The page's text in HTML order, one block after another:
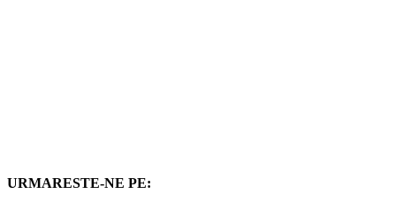
URMARESTE-NE PE: